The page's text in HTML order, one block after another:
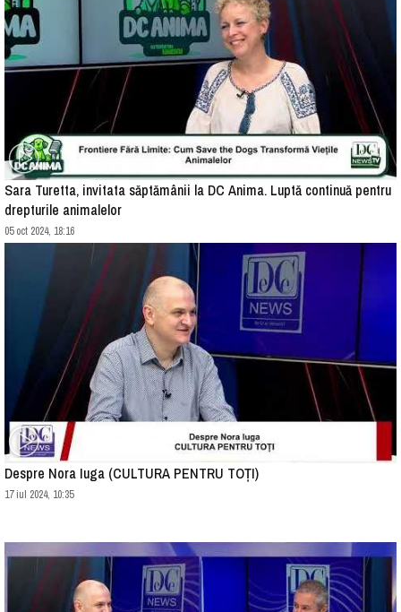
Sara Turetta, invitata săptămânii la DC Anima. Luptă continuă pentru
drepturile animalelor
05 oct 2024, 18:16
Despre Nora Iuga (CULTURA PENTRU TOȚI)
17 iul 2024, 10:35